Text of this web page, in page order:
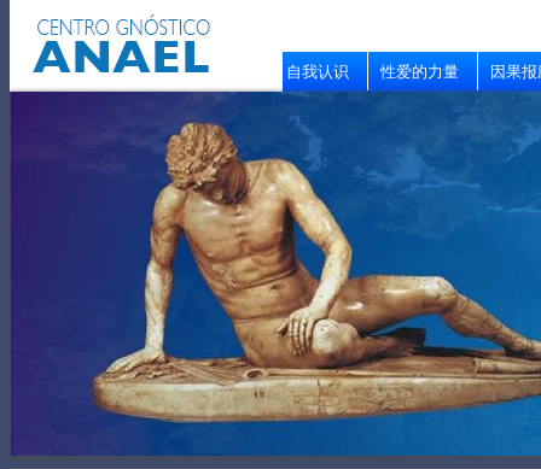
自我认识 性爱的力量 因果报